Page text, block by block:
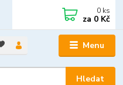
Menu
Hledat
0 ks
za 0 Kč